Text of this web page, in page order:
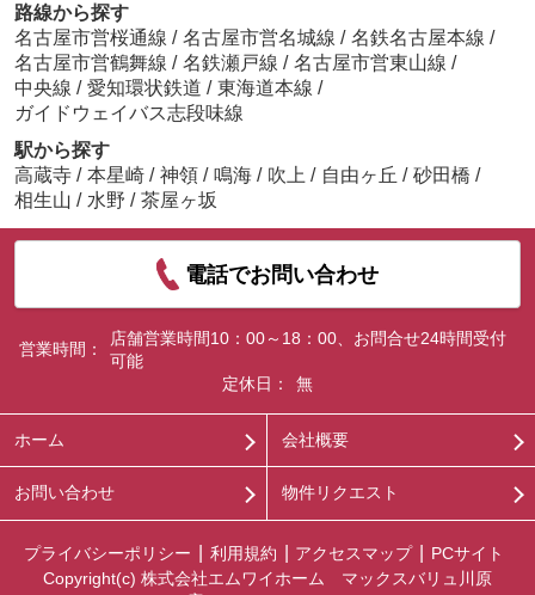
路線から探す
名古屋市営桜通線 / 名古屋市営名城線 / 名鉄名古屋本線 /
名古屋市営鶴舞線 / 名鉄瀬戸線 / 名古屋市営東山線 /
中央線 / 愛知環状鉄道 / 東海道本線 /
ガイドウェイバス志段味線
駅から探す
高蔵寺 / 本星崎 / 神領 / 鳴海 / 吹上 / 自由ヶ丘 / 砂田橋 /
相生山 / 水野 / 茶屋ヶ坂
電話でお問い合わせ
営業時間：
店舗営業時間10：00～18：00、お問合せ24時間受付
可能
定休日：
無
ホーム 会社概要
お問い合わせ 物件リクエスト
プライバシーポリシー 利用規約 アクセスマップ
PCサイト
Copyright(c) 株式会社エムワイホーム マックスバリュ川原